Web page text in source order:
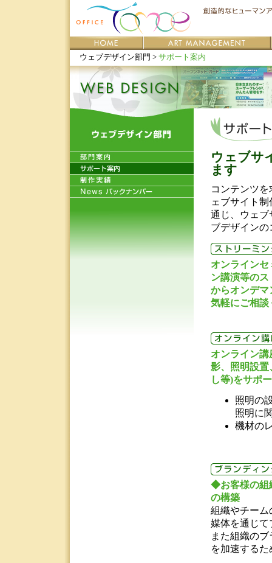
ウェブデザイン部門 > サポート案内
ウェブサ
ます
コンテンツ
ェブサイト
通じ、ウェブ
ブデザイン
オンライン
ン講演等の
からオンデマ
気軽にご相談
オンライン
影、照明設置
し等)をサポ
照明の
照明に
機材の
◆お客様の組
の構築
組織やチーム
媒体を通じて
また組織の
を加速する